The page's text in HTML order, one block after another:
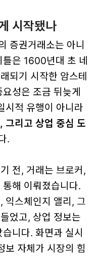
시작됐나
증권거래소는 아니
은 1600년대 초 네
되기 시작한 암스테
성은 조금 뒤늦게
시적 유행이 아니라
그리고 상업 중심 도
.
전, 거래는 브로커,
해 이뤄졌습니다.
익스체인지 앨리, 그
었고, 상업 정보는
니다. 화면과 실시
보 자체가 시장의 힘